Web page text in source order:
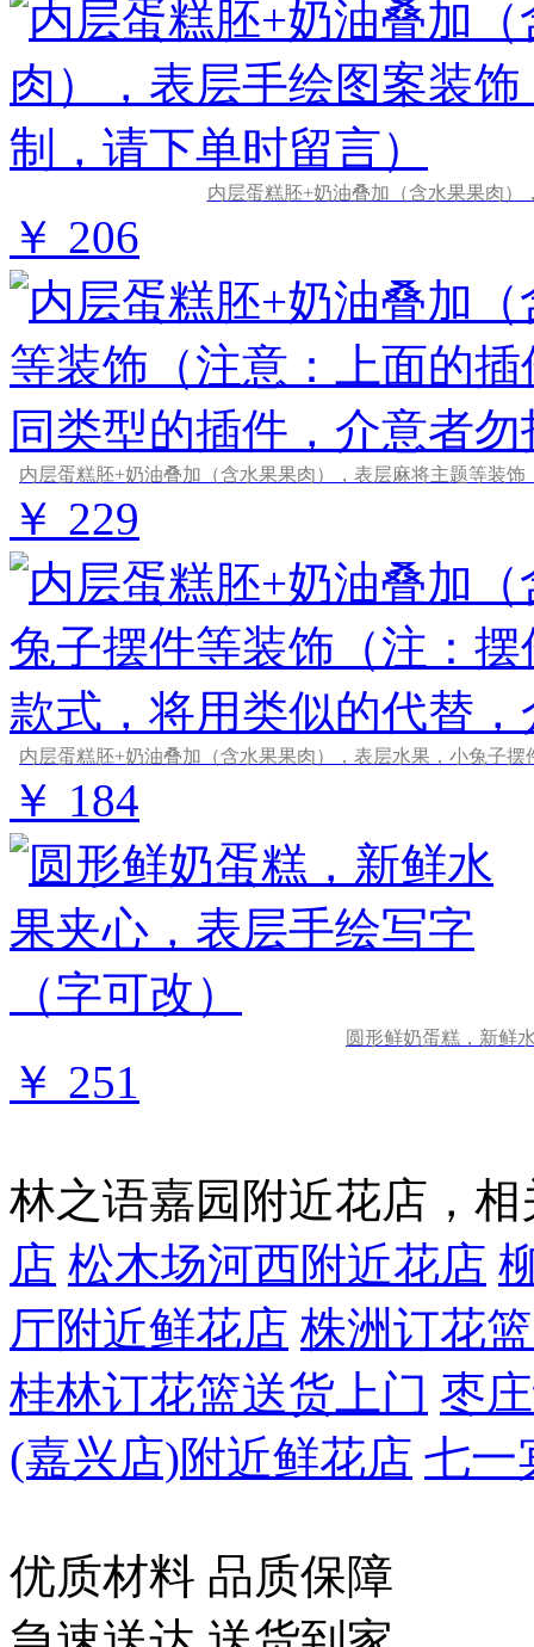
内层蛋糕胚+奶油叠加（含水果果肉
￥ 206
￥ 229
￥ 184
圆形鲜奶蛋糕，新鲜
￥ 251
林之语嘉园附近花店，
店 松木场河西附近花店
厅附近鲜花店 株洲订花
桂林订花篮送货上门 枣
(嘉兴店)附近鲜花店 七一
优质材料 品质保障